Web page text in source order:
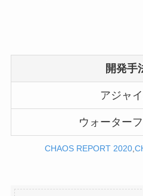
開発手
アジャ
ウォーター
CHAOS REPORT 2020,